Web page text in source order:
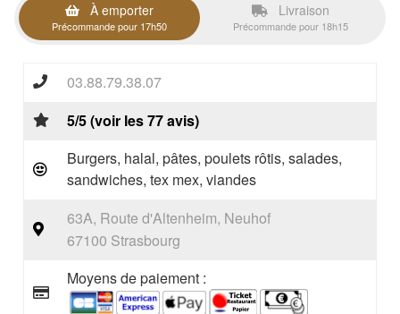
À emporter
Précommande pour 17h50
Livraison
Précommande pour 18h15
03.88.79.38.07
5/5 (voir les 77 avis)
Burgers, halal, pâtes, poulets rôtis, salades,
sandwiches, tex mex, viandes
63A, Route d'Altenheim, Neuhof
67100 Strasbourg
Moyens de paiement :